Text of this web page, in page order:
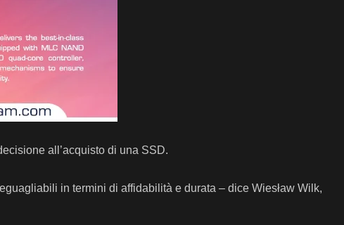
all’acquisto di una SSD.
in termini di affidabilità e durata – dice Wiesław Wilk,